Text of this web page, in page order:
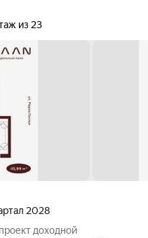
из 23
2028
доходной